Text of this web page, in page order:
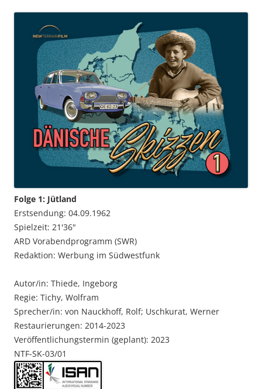
Folge 1: Jütland
Erstsendung: 04.09.1962
Spielzeit: 21'36"
ARD Vorabendprogramm (SWR)
Redaktion: Werbung im Südwestfunk
Autor/in: Thiede, Ingeborg
Regie: Tichy, Wolfram
Sprecher/in: von Nauckhoff, Rolf; Uschkurat, Werner
Restaurierungen: 2014-2023
Veröffentlichungstermin (geplant): 2023
NTF-SK-03/01